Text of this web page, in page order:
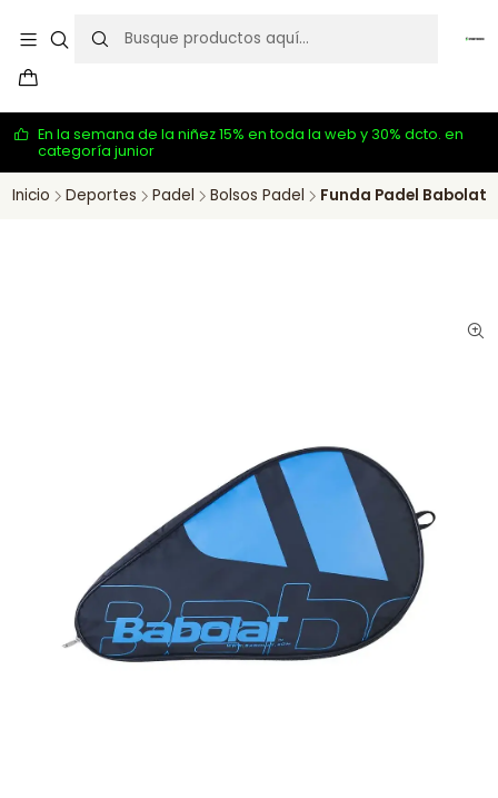
En la semana de la niñez 15% en toda la web y 30% dcto. en
categoría junior
Inicio Deportes Padel Bolsos Padel Funda Padel Babolat